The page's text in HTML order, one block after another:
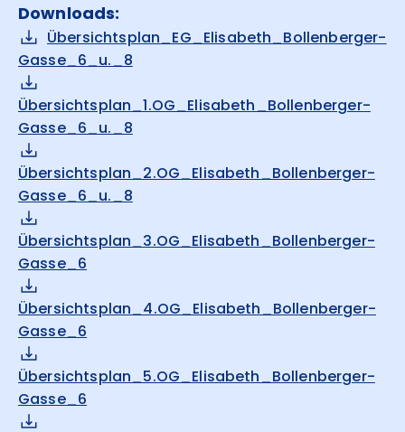
Downloads:
Übersichtsplan_EG_Elisabeth_Bollenberger-
Gasse_6_u._8
Übersichtsplan_1.OG_Elisabeth_Bollenberger-
Gasse_6_u._8
Übersichtsplan_2.OG_Elisabeth_Bollenberger-
Gasse_6_u._8
Übersichtsplan_3.OG_Elisabeth_Bollenberger-
Gasse_6
Übersichtsplan_4.OG_Elisabeth_Bollenberger-
Gasse_6
Übersichtsplan_5.OG_Elisabeth_Bollenberger-
Gasse_6